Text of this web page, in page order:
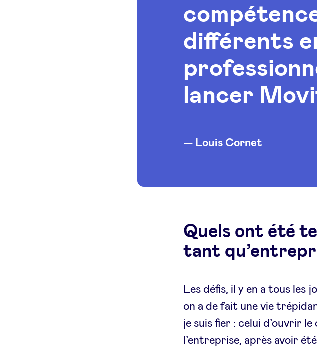
différents
lancer
Louis Cornet
Quels ont été
tant
Les défis, il y en a tous
on a de fait une vie
je suis fier : celui d’ouvrir
l’entreprise, après avoir